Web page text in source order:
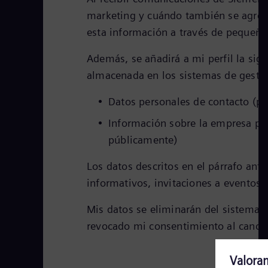
marketing y cuándo también se
esta información a través de
Además, se añadirá a mi perfil la
almacenada en los sistemas de
Datos personales de contacto
Información sobre la empresa
públicamente)
Los datos descritos en el párrafo
informativos, invitaciones a eventos
Mis datos se eliminarán del sistema
revocado mi consentimiento al